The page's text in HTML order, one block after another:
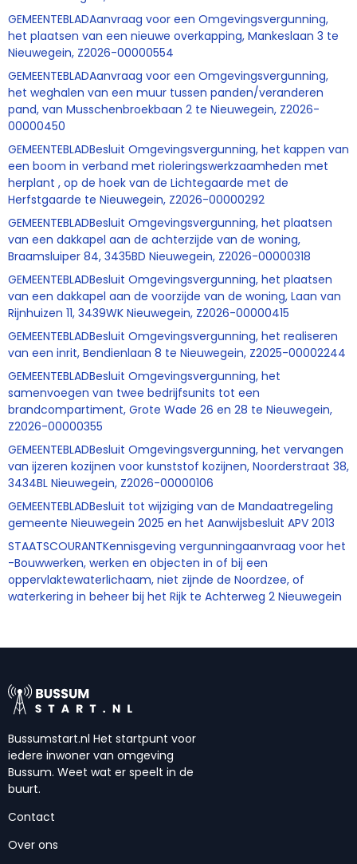
GEMEENTEBLADAanvraag voor een Omgevingsvergunning,
het plaatsen van een nieuwe overkapping, Mankeslaan 3 te
Nieuwegein, Z2026-00000554
GEMEENTEBLADAanvraag voor een Omgevingsvergunning,
het weghalen van een muur tussen panden/veranderen
pand, van Musschenbroekbaan 2 te Nieuwegein, Z2026-
00000450
GEMEENTEBLADBesluit Omgevingsvergunning, het kappen van
een boom in verband met rioleringswerkzaamheden met
herplant , op de hoek van de Lichtegaarde met de
Herfstgaarde te Nieuwegein, Z2026-00000292
GEMEENTEBLADBesluit Omgevingsvergunning, het plaatsen
van een dakkapel aan de achterzijde van de woning,
Braamsluiper 84, 3435BD Nieuwegein, Z2026-00000318
GEMEENTEBLADBesluit Omgevingsvergunning, het plaatsen
van een dakkapel aan de voorzijde van de woning, Laan van
Rijnhuizen 11, 3439WK Nieuwegein, Z2026-00000415
GEMEENTEBLADBesluit Omgevingsvergunning, het realiseren
van een inrit, Bendienlaan 8 te Nieuwegein, Z2025-00002244
GEMEENTEBLADBesluit Omgevingsvergunning, het
samenvoegen van twee bedrijfsunits tot een
brandcompartiment, Grote Wade 26 en 28 te Nieuwegein,
Z2026-00000355
GEMEENTEBLADBesluit Omgevingsvergunning, het vervangen
van ijzeren kozijnen voor kunststof kozijnen, Noorderstraat 38,
3434BL Nieuwegein, Z2026-00000106
GEMEENTEBLADBesluit tot wijziging van de Mandaatregeling
gemeente Nieuwegein 2025 en het Aanwijsbesluit APV 2013
STAATSCOURANTKennisgeving vergunningaanvraag voor het
-Bouwwerken, werken en objecten in of bij een
oppervlaktewaterlichaam, niet zijnde de Noordzee, of
waterkering in beheer bij het Rijk te Achterweg 2 Nieuwegein
Bussumstart.nl Het startpunt voor
iedere inwoner van omgeving
Bussum. Weet wat er speelt in de
buurt.
Contact
Over ons